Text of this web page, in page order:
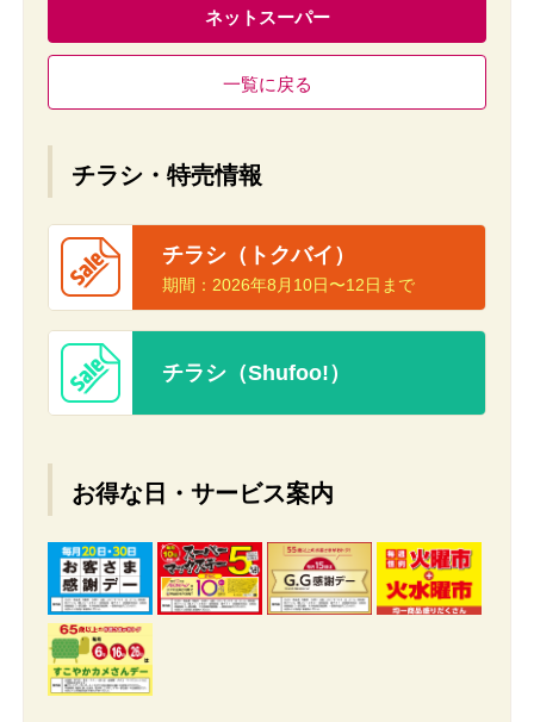
ネットスーパー
一覧に戻る
チラシ・特売情報
チラシ（トクバイ）
期間： 2026年8月10日〜12日まで
チラシ（Shufoo!）
お得な日・サービス案内